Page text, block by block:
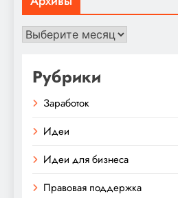
Архивы
Рубрики
Заработок
Идеи
Идеи для бизнеса
Правовая поддержка